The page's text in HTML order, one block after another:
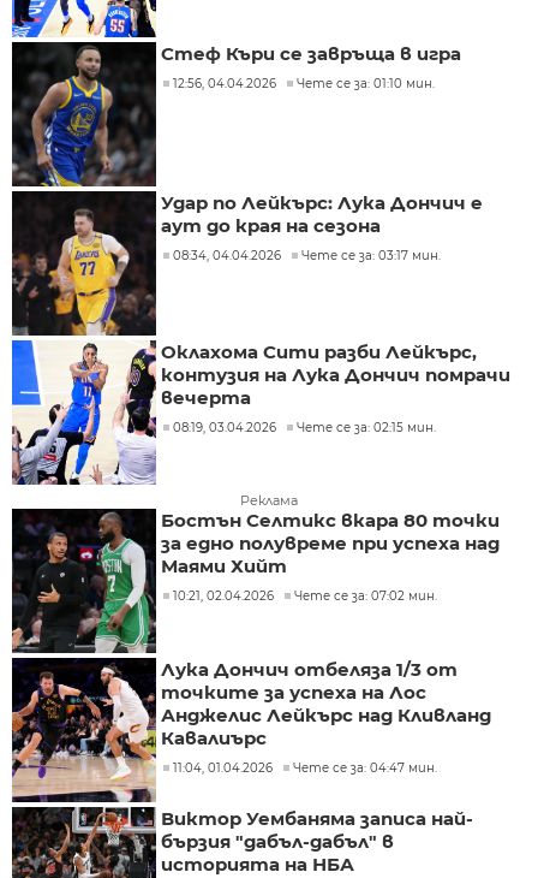
Стеф Къри се завръща в игра
12:56, 04.04.2026 Чете се за: 01:10 мин.
Удар по Лейкърс: Лука Дончич е
аут до края на сезона
08:34, 04.04.2026 Чете се за: 03:17 мин.
Оклахома Сити разби Лейкърс,
контузия на Лука Дончич помрачи
вечерта
08:19, 03.04.2026 Чете се за: 02:15 мин.
Реклама
Бостън Селтикс вкара 80 точки
за едно полувреме при успеха над
Маями Хийт
10:21, 02.04.2026 Чете се за: 07:02 мин.
Лука Дончич отбеляза 1/3 от
точките за успеха на Лос
Анджелис Лейкърс над Кливланд
Кавалиърс
11:04, 01.04.2026 Чете се за: 04:47 мин.
Виктор Уембаняма записа най-
бързия "дабъл-дабъл" в
историята на НБА